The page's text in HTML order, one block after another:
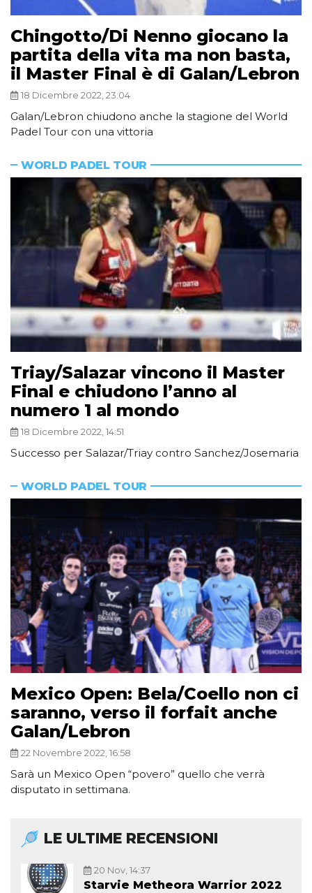
Chingotto/Di Nenno giocano la
partita della vita ma non basta,
il Master Final è di Galan/Lebron
18 Dicembre 2022, 23:04
Galan/Lebron chiudono anche la stagione del World
Padel Tour con una vittoria
WORLD PADEL TOUR
Triay/Salazar vincono il Master
Final e chiudono l’anno al
numero 1 al mondo
18 Dicembre 2022, 14:51
Successo per Salazar/Triay contro Sanchez/Josemaria
WORLD PADEL TOUR
Mexico Open: Bela/Coello non ci
saranno, verso il forfait anche
Galan/Lebron
22 Novembre 2022, 16:58
Sarà un Mexico Open “povero” quello che verrà
disputato in settimana.
LE ULTIME RECENSIONI
20 Nov, 14:37
Starvie Metheora Warrior 2022